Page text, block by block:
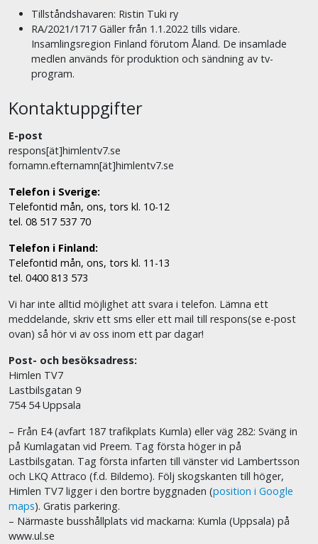
Tillståndshavaren: Ristin Tuki ry
RA/2021/1717 Gäller från 1.1.2022 tills vidare.
Insamlingsregion Finland förutom Åland. De insamlade
medlen används för produktion och sändning av tv-
program.
Kontaktuppgifter
E-post
respons[ät]himlentv7.se
fornamn.efternamn[ät]himlentv7.se
Telefon i Sverige:
Telefontid mån, ons, tors kl. 10-12
tel. 08 517 537 70
Telefon i Finland:
Telefontid mån, ons, tors kl. 11-13
tel. 0400 813 573
Vi har inte alltid möjlighet att svara i telefon. Lämna ett
meddelande, skriv ett sms eller ett mail till respons(se e-post
ovan) så hör vi av oss inom ett par dagar!
Post- och besöksadress:
Himlen TV7
Lastbilsgatan 9
754 54 Uppsala
– Från E4 (avfart 187 trafikplats Kumla) eller väg 282: Sväng in
på Kumlagatan vid Preem. Tag första höger in på
Lastbilsgatan. Tag första infarten till vänster vid Lambertsson
och LKQ Attraco (f.d. Bildemo). Följ skogskanten till höger,
Himlen TV7 ligger i den bortre byggnaden (position i Google
maps). Gratis parkering.
– Närmaste busshållplats vid mackarna: Kumla (Uppsala) på
www.ul.se